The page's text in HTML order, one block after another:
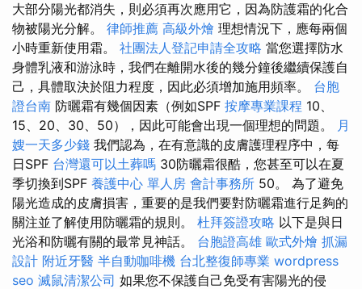
大部分陽光都消失，則必須再次應用它，因為防護霜的化合
物被陽光分解。 律師推薦 高級外燴 理想情況下，應每兩個
小時重新使用霜。 社團法人登記申請全攻略 當您選擇防水
身體乳液和游泳時，我們在離開水後的幾分鐘後繼續保護自
己，具體取決於阻力程度，因此必須增加施用頻率。 台胞
證台南 防曬霜有幾個因素（例如SPF 按摩專業課程 10、
15、20、30、50），因此可能會出現一個理想的問題。 月
嫂一天多少錢 我們認為，在有意識的皮膚護理程序中，每
日SPF 台灣還可以土葬嗎 30防曬霜很酷，您甚至可以在夏
季切換到SPF 養護中心 單人房 會計事務所 50。 為了避免
陽光造成的皮膚損害，重要的是我們要對防曬霜進行足夠的
關注並了解使用防曬霜的規則。 杜拜簽證攻略 以下是與日
光浴和防曬有關的最常見神話。 台胞證高雄 歐式外燴 抓漏
設計 附近牙醫 半自動咖啡機 台北整復師專業 wordpress
seo 滅鼠清潔公司 如果您不保護自己免受有害陽光的侵